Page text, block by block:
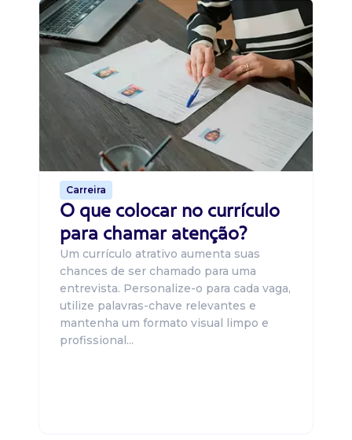
Carreira
O que colocar no currículo
para chamar atenção?
Um currículo atrativo aumenta suas
chances de ser chamado para uma
entrevista. Personalize-o para cada vaga,
utilize palavras-chave relevantes e
mantenha um formato visual limpo e
profissional...